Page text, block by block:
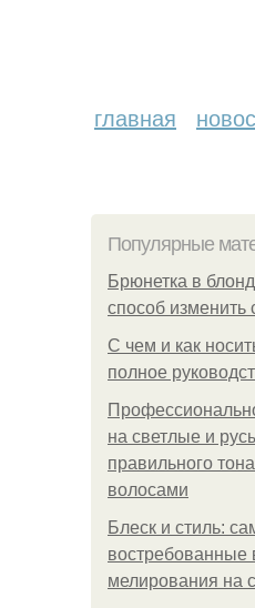
главная
Популярные
Брюнетка в
способ
С чем и как
полное
на светлые и
правильного
волосами
Блеск и стиль:
востребованные
мелирования на